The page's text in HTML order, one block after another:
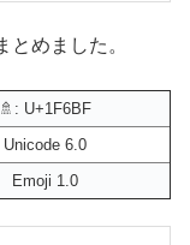
めました。
🚿: U+1F6BF
Unicode 6.0
Emoji 1.0